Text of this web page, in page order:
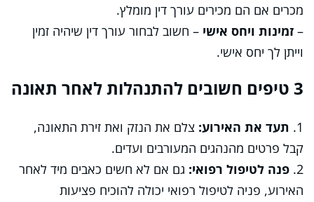
מכרים אם הם מכירים עורך דין מומלץ.
– זמינות ויחס אישי – חשוב לבחור עורך דין שיהיה זמין
וייתן לך יחס אישי.
3 טיפים חשובים להתנהלות לאחר תאונה
1. תעד את האירוע: צלם את הנזק ואת זירת התאונה,
קבל פרטים מהנהגים המעורבים ועדים.
2. פנה לטיפול רפואי: גם אם לא חשים כאבים מיד לאחר
האירוע, פניה לטיפול רפואי יכולה להוכיח פציעות